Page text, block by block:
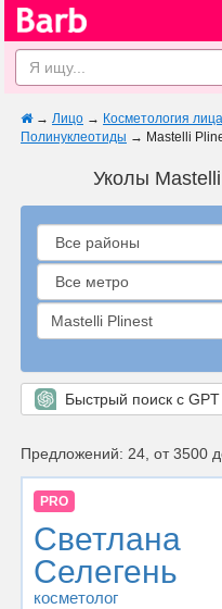
→ Лицо → Косметология
Полинуклеотиды → Mastelli
Уколы
Mastelli Plinest
Быстрый поиск с GPT
Предложений: 24, от 3500
PRO
Светлана
Селегень
косметолог